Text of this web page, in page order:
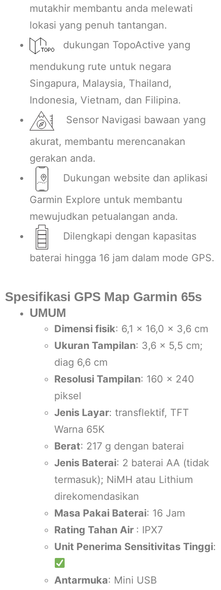
mutakhir membantu anda melewati
lokasi yang penuh tantangan.
dukungan TopoActive yang
mendukung rute untuk negara
Singapura, Malaysia, Thailand,
Indonesia, Vietnam, dan Filipina.
Sensor Navigasi bawaan yang
akurat, membantu merencanakan
gerakan anda.
Dukungan website dan aplikasi
Garmin Explore untuk membantu
mewujudkan petualangan anda.
Dilengkapi dengan kapasitas
baterai hingga 16 jam dalam mode GPS.
Spesifikasi GPS Map Garmin 65s
UMUM
Dimensi fisik: 6,1 x 16,0 x 3,6 cm
Ukuran Tampilan: 3,6 x 5,5 cm;
diag 6,6 cm
Resolusi Tampilan: 160 x 240
piksel
Jenis Layar: transflektif, TFT
Warna 65K
Berat: 217 g dengan baterai
Jenis Baterai: 2 baterai AA (tidak
termasuk); NiMH atau Lithium
direkomendasikan
Masa Pakai Baterai: 16 Jam
Rating Tahan Air : IPX7
Unit Penerima Sensitivitas Tinggi:
Antarmuka: Mini USB